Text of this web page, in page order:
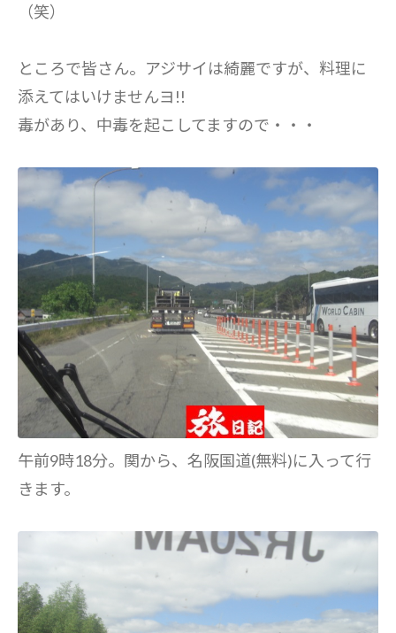
（笑）
ところで皆さん。アジサイは綺麗ですが、料理に
添えてはいけませんヨ!!
毒があり、中毒を起こしてますので・・・
午前9時18分。関から、名阪国道(無料)に入って行
きます。